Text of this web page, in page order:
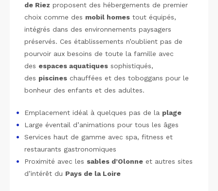
de Riez proposent des hébergements de premier
choix comme des mobil homes tout équipés,
intégrés dans des environnements paysagers
préservés. Ces établissements n’oublient pas de
pourvoir aux besoins de toute la famille avec
des espaces aquatiques sophistiqués,
des piscines chauffées et des toboggans pour le
bonheur des enfants et des adultes.
Emplacement idéal à quelques pas de la plage
Large éventail d’animations pour tous les âges
Services haut de gamme avec spa, fitness et
restaurants gastronomiques
Proximité avec les sables d’Olonne et autres sites
d’intérêt du Pays de la Loire